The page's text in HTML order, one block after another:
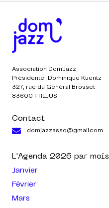
Association Dom’Jazz
Présidente : Dominique Kuentz
327, rue du Général Brosset
83600 FREJUS
Contact
domjazzasso@gmail.com
L'Agenda 2026 par mois
Janvier
Février
Mars